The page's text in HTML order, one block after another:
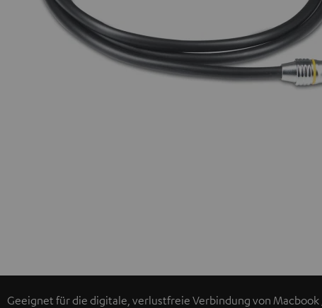
Geeignet für die digitale, verlustfreie Verbindung von Macbook